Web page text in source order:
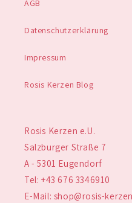
AGB
Datenschutzerklärung
Impressum
Rosis Kerzen Blog
Rosis Kerzen e.U.
Salzburger Straße 7
A - 5301 Eugendorf
Tel: +43 676 3346910
E-Mail: shop@rosis-